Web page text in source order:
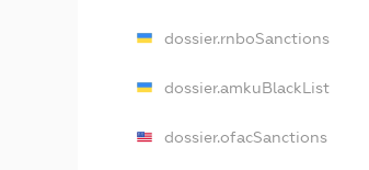
dossier.rnboSanctions
dossier.amkuBlackList
dossier.ofacSanctions